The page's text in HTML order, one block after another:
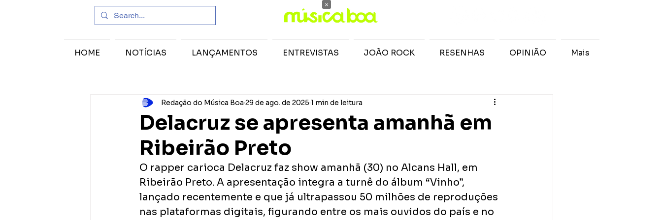
Delacruz se apresenta amanhã em
Ribeirão Preto
Redação do Música Boa 29 de ago. de 2025 1 min de leitura
O rapper carioca Delacruz faz show amanhã (30) no Alcans Hall, em
Ribeirão Preto. A apresentação integra a turnê do álbum “Vinho”,
lançado recentemente e que já ultrapassou 50 milhões de reproduções
nas plataformas digitais, figurando entre os mais ouvidos do país e no
HOME NOTÍCIAS LANÇAMENTOS ENTREVISTAS JOÃO ROCK RESENHAS OPINIÃO Mais
×